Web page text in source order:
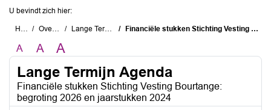
U bevindt zich hier:
Home Overzichten Lange Termijn Agenda Financiële stukken Stichting Vesting Bourtange: begroting 2026 en jaarstukken 2024
A A A
Lange Termijn Agenda
Financiële stukken Stichting Vesting Bourtange:
begroting 2026 en jaarstukken 2024